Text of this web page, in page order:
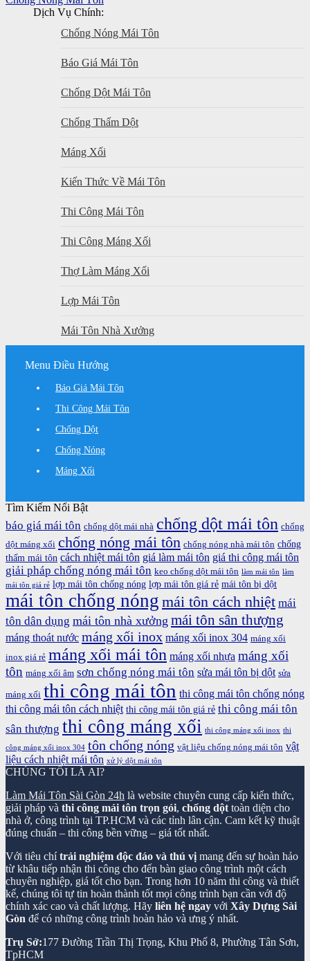
Dịch Vụ Chính:
Chống Nóng Mái Tôn
Báo Giá Mái Tôn
Chống Dột Mái Tôn
Chống Thấm Dột
Máng Xối
Kiến Thức Về Mái Tôn
Thi Công Mái Tôn
Thi Công Máng Xối
Thợ Làm Máng Xối
Lợp Mái Tôn
Mái Tôn Nhà Xưởng
Menu Điều Hướng
Báo Giá Mái Tôn
Thi Công Mái Tôn
Chống Dột
Chống Nóng
Máng Xối
Tìm Kiếm Nổi Bật
báo giá mái tôn chống dột mái nhà chống dột mái tôn chống
dột máng xối chống nóng mái tôn chống nóng nhà mái tôn chống
thấm mái tôn cách nhiệt mái tôn giá làm mái tôn giá thi công mái tôn
giải pháp chống nóng mái tôn keo chống dột mái tôn làm mái tôn làm
mái tôn giá rẻ lợp mái tôn chống nóng lợp mái tôn giá rẻ mái tôn bị dột
mái tôn chống nóng mái tôn cách nhiệt mái
tôn dân dụng mái tôn nhà xưởng mái tôn sân thượng
máng thoát nước máng xối inox máng xối inox 304 máng xối
inox giá rẻ máng xối mái tôn máng xối nhựa máng xối
tôn máng xối âm sơn chống nóng mái tôn sửa mái tôn bị dột sửa
máng xối thi công mái tôn thi công mái tôn chống nóng
thi công mái tôn cách nhiệt thi công mái tôn giá rẻ thi công mái tôn
sân thượng thi công máng xối thi công máng xối inox thi
công máng xối inox 304 tôn chống nóng vật liệu chống nóng mái tôn vật
liệu cách nhiệt mái tôn xử lý dột mái tôn
CHÚNG TÔI LÀ AI?
Làm Mái Tôn Sài Gòn 24h là website chuyên cung cấp kiến thức,
giải pháp và thi công mái tôn trọn gói, chống dột toàn diện cho
nhà ở, công trình tại TP.HCM và các tỉnh lân cận. Cam kết kỹ thuật
đúng chuẩn – thi công bền vững – giá tốt nhất.
Với tiêu chítrải nghiệm độc đáo và thú vị mang đến sự hoàn hảo
từ khâu tiếp nhận thi công cho đến bàn giao công trình một cách
chuyên nghiệp, giá tốt cho bạn. Trong hơn 10 năm thi công và thiết
kế, chúng tôi tự tin hoàn thành tốt mọi công trình bạn cần với độ
chính xác cao và chất lượng. Hãy liên hệ ngay với Xây Dựng Sài
Gòn để có những công trình hoàn hảo và ưng ý nhất.
Trụ Sở:177 Đường Trần Thị Trọng, Khu Phố 8, Phường Tân Sơn,
TpHCM